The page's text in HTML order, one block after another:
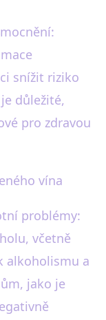
snížit riziko
důležité,
pro zdravou
vína
problémy:
včetně
alkoholismu a
jako je